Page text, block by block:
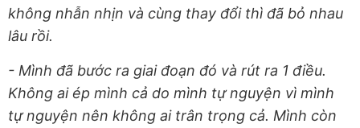
không nhẫn nhịn và cùng thay đổi thì đã bỏ nhau
lâu rồi.
- Mình đã bước ra giai đoạn đó và rút ra 1 điều.
Không ai ép mình cả do mình tự nguyện vì mình
tự nguyện nên không ai trân trọng cả. Mình còn